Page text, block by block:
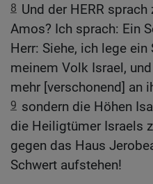
8 Und der HERR
Amos? Ich sprach: Ein
Herr: Siehe, ich lege
meinem Volk Israel,
mehr [verschonend] an
9 sondern die Höhen
die Heiligtümer Israels
gegen das Haus
Schwert aufstehen!